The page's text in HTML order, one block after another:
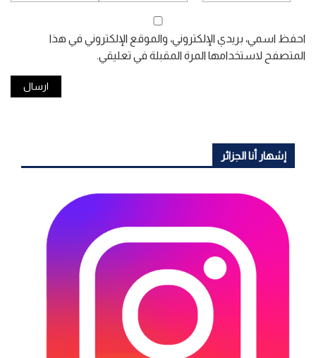
احفظ اسمي، بريدي الإلكتروني، والموقع الإلكتروني في هذا
المتصفح لاستخدامها المرة المقبلة في تعليقي.
إشهار أنا الجزائر